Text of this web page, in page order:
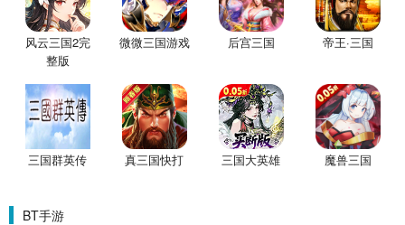
风云三国2完
整版
微微三国游戏 后宫三国 帝王·三国
三国群英传 真三国快打 三国大英雄 魔兽三国
BT手游